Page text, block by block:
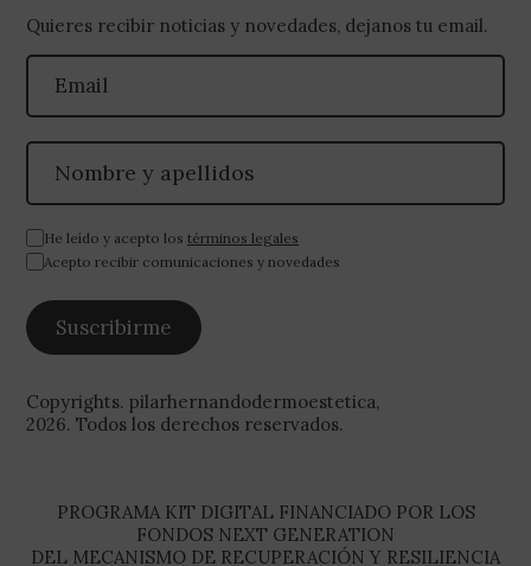
Quieres recibir noticias y novedades, dejanos tu email.
He leído y acepto los términos legales
Acepto recibir comunicaciones y novedades
Copyrights. pilarhernandodermoestetica,
2026. Todos los derechos reservados.
PROGRAMA KIT DIGITAL FINANCIADO POR LOS
FONDOS NEXT GENERATION
DEL MECANISMO DE RECUPERACIÓN Y RESILIENCIA